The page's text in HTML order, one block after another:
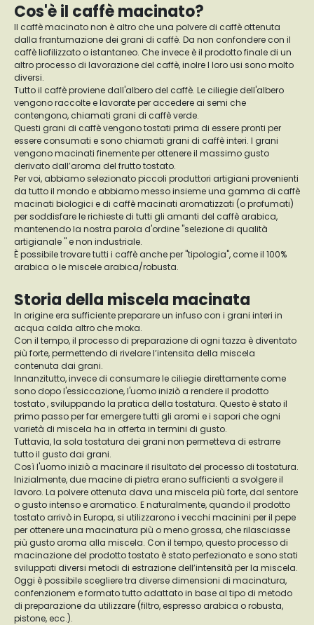
Cos'è il caffè macinato?
Il caffè macinato non è altro che una polvere di caffè ottenuta
dalla frantumazione dei grani di caffè. Da non confondere con il
caffè liofilizzato o istantaneo. Che invece è il prodotto finale di un
altro processo di lavorazione del caffè, inolre I loro usi sono molto
diversi.
Tutto il caffè proviene dall'albero del caffè. Le ciliegie dell'albero
vengono raccolte e lavorate per accedere ai semi che
contengono, chiamati grani di caffè verde.
Questi grani di caffè vengono tostati prima di essere pronti per
essere consumati e sono chiamati grani di caffè interi. I grani
vengono macinati finemente per ottenere il massimo gusto
derivato dall’aroma del frutto tostato.
Per voi, abbiamo selezionato piccoli produttori artigiani provenienti
da tutto il mondo e abbiamo messo insieme una gamma di caffè
macinati biologici e di caffè macinati aromatizzati (o profumati)
per soddisfare le richieste di tutti gli amanti del caffè arabica,
mantenendo la nostra parola d'ordine "selezione di qualità
artigianale " e non industriale.
È possibile trovare tutti i caffè anche per "tipologia", come il 100%
arabica o le miscele arabica/robusta.
Storia della miscela macinata
In origine era sufficiente preparare un infuso con i grani interi in
acqua calda altro che moka.
Con il tempo, il processo di preparazione di ogni tazza è diventato
più forte, permettendo di rivelare l’intensita della miscela
contenuta dai grani.
Innanzitutto, invece di consumare le ciliegie direttamente come
sono dopo l'essiccazione, l'uomo iniziò a rendere il prodotto
tostato , sviluppando la pratica della tostatura. Questo è stato il
primo passo per far emergere tutti gli aromi e i sapori che ogni
varietà di miscela ha in offerta in termini di gusto.
Tuttavia, la sola tostatura dei grani non permetteva di estrarre
tutto il gusto dai grani.
Così l'uomo iniziò a macinare il risultato del processo di tostatura.
Inizialmente, due macine di pietra erano sufficienti a svolgere il
lavoro. La polvere ottenuta dava una miscela più forte, dal sentore
o gusto intenso e aromatico. E naturalmente, quando il prodotto
tostato arrivò in Europa, si utilizzarono i vecchi macinini per il pepe
per ottenere una macinatura più o meno grossa, che rilasciasse
più gusto aroma alla miscela. Con il tempo, questo processo di
macinazione del prodotto tostato è stato perfezionato e sono stati
sviluppati diversi metodi di estrazione dell’intensità per la miscela.
Oggi è possibile scegliere tra diverse dimensioni di macinatura,
confenzionem e formato tutto adattato in base al tipo di metodo
di preparazione da utilizzare (filtro, espresso arabica o robusta,
pistone, ecc.).